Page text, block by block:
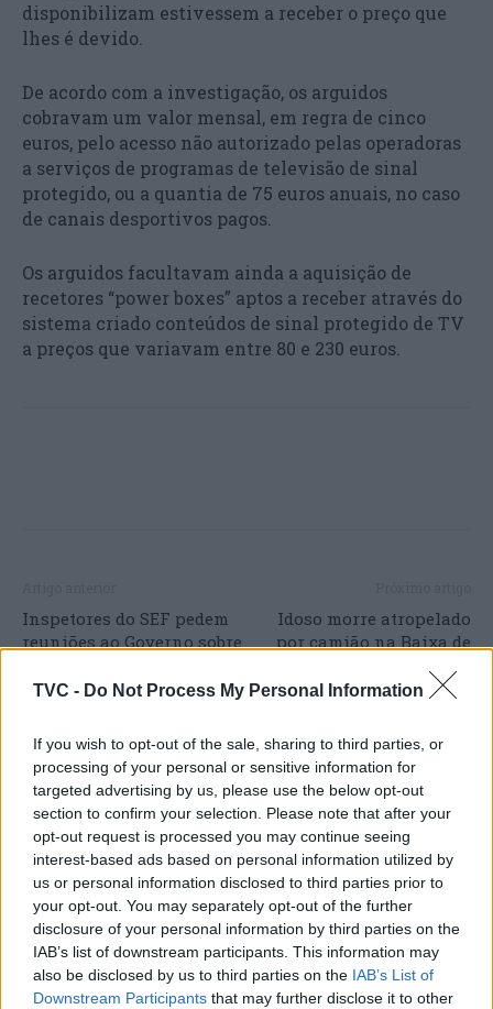
TVC - Do Not Process My Personal Information
If you wish to opt-out of the sale, sharing to third parties, or
processing of your personal or sensitive information for
targeted advertising by us, please use the below opt-out
section to confirm your selection. Please note that after your
opt-out request is processed you may continue seeing
interest-based ads based on personal information utilized by
us or personal information disclosed to third parties prior to
your opt-out. You may separately opt-out of the further
disclosure of your personal information by third parties on the
IAB’s list of downstream participants. This information may
also be disclosed by us to third parties on the IAB’s List of
Downstream Participants that may further disclose it to other
disponibilizam estivessem a receber o preço que
lhes é devido.
De acordo com a investigação, os arguidos
cobravam um valor mensal, em regra de cinco
euros, pelo acesso não autorizado pelas operadoras
a serviços de programas de televisão de sinal
protegido, ou a quantia de 75 euros anuais, no caso
de canais desportivos pagos.
Os arguidos facultavam ainda a aquisição de
recetores “power boxes” aptos a receber através do
sistema criado conteúdos de sinal protegido de TV
a preços que variavam entre 80 e 230 euros.
Inspetores do SEF pedem
reuniões ao Governo sobre
Idoso morre atropelado
por camião na Baixa de
ARTIGOS RELACIONADOSMAIS DO AUTOR